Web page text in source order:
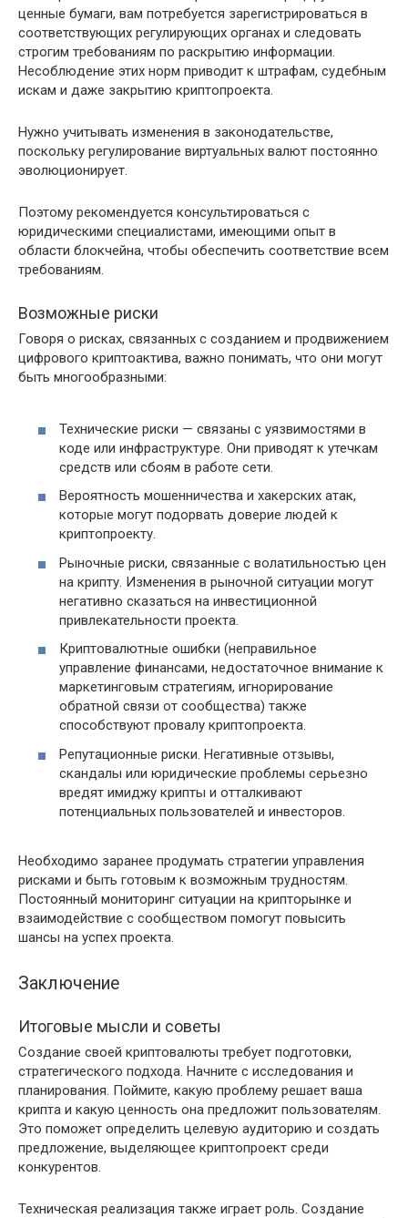
ценные бумаги, вам потребуется зарегистрироваться в
соответствующих регулирующих органах и следовать
строгим требованиям по раскрытию информации.
Несоблюдение этих норм приводит к штрафам, судебным
искам и даже закрытию криптопроекта.
Нужно учитывать изменения в законодательстве,
поскольку регулирование виртуальных валют постоянно
эволюционирует.
Поэтому рекомендуется консультироваться с
юридическими специалистами, имеющими опыт в
области блокчейна, чтобы обеспечить соответствие всем
требованиям.
Возможные риски
Говоря о рисках, связанных с созданием и продвижением
цифрового криптоактива, важно понимать, что они могут
быть многообразными:
Технические риски — связаны с уязвимостями в
коде или инфраструктуре. Они приводят к утечкам
средств или сбоям в работе сети.
Вероятность мошенничества и хакерских атак,
которые могут подорвать доверие людей к
криптопроекту.
Рыночные риски, связанные с волатильностью цен
на крипту. Изменения в рыночной ситуации могут
негативно сказаться на инвестиционной
привлекательности проекта.
Криптовалютные ошибки (неправильное
управление финансами, недостаточное внимание к
маркетинговым стратегиям, игнорирование
обратной связи от сообщества) также
способствуют провалу криптопроекта.
Репутационные риски. Негативные отзывы,
скандалы или юридические проблемы серьезно
вредят имиджу крипты и отталкивают
потенциальных пользователей и инвесторов.
Необходимо заранее продумать стратегии управления
рисками и быть готовым к возможным трудностям.
Постоянный мониторинг ситуации на крипторынке и
взаимодействие с сообществом помогут повысить
шансы на успех проекта.
Заключение
Итоговые мысли и советы
Создание своей криптовалюты требует подготовки,
стратегического подхода. Начните с исследования и
планирования. Поймите, какую проблему решает ваша
крипта и какую ценность она предложит пользователям.
Это поможет определить целевую аудиторию и создать
предложение, выделяющее криптопроект среди
конкурентов.
Техническая реализация также играет роль. Создание